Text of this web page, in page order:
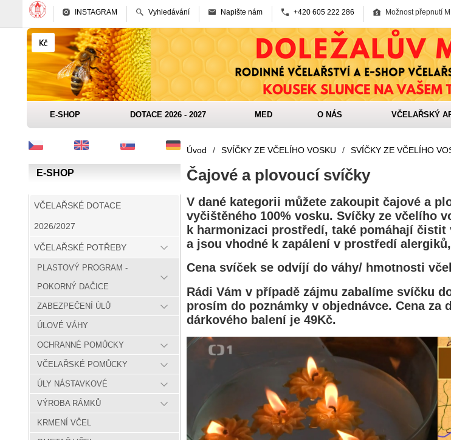
INSTAGRAM Vyhledávání Napište nám +420 605 222 286 Možnost přepnutí
E-SHOP DOTACE 2026 - 2027 MED O NÁS VČELAŘSKÝ
E-SHOP
VČELAŘSKÉ DOTACE
2026/2027
VČELAŘSKÉ POTŘEBY
PLASTOVÝ PROGRAM -
POKORNÝ DAČICE
ZABEZPEČENÍ ÚLŮ
ÚLOVÉ VÁHY
OCHRANNÉ POMŮCKY
VČELAŘSKÉ POMŮCKY
ÚLY NÁSTAVKOVÉ
VÝROBA RÁMKŮ
KRMENÍ VČEL
Úvod / SVÍČKY ZE VČELÍHO VOSKU / SVÍČKY ZE VČELÍHO
Čajové a plovoucí svíčky
V dané kategorii můžete zakoupit čajové a
vyčištěného 100% vosku. Svíčky ze včelího
k harmonizaci prostředí, také pomáhají
a jsou vhodné k zapálení v prostředí
Cena svíček se odvíjí do váhy/ hmotnosti
Rádi Vám v případě zájmu zabalíme svíčku
prosím do poznámky v objednávce. Cena za
dárkového balení je 49Kč.